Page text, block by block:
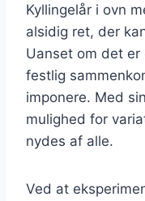
Kyllingelår i ovn
alsidig ret, der
Uanset om det er
festlig
imponere. Med
mulighed for
nydes af alle.
Ved at